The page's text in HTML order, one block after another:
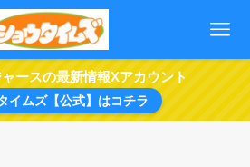
ースの最新情報Xアカウント
イムズ【公式】はコチラ